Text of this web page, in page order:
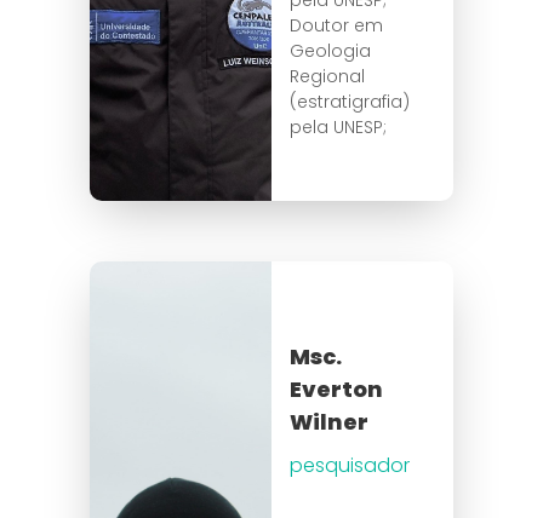
Doutor em
Geologia
Regional
(estratigrafia)
pela UNESP;
Msc.
Everton
Wilner
pesquisador